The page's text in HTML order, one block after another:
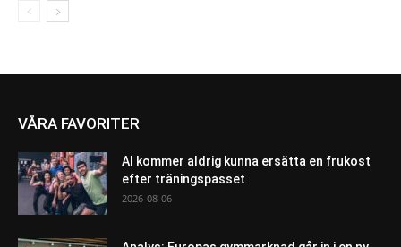
VÅRA FAVORITER
AI kommer aldrig kunna ersätta en frukost
efter träningspasset
2026-08-06